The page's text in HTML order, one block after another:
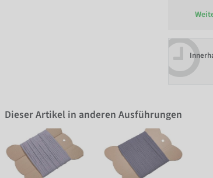
Dieser Artikel in anderen Ausführungen